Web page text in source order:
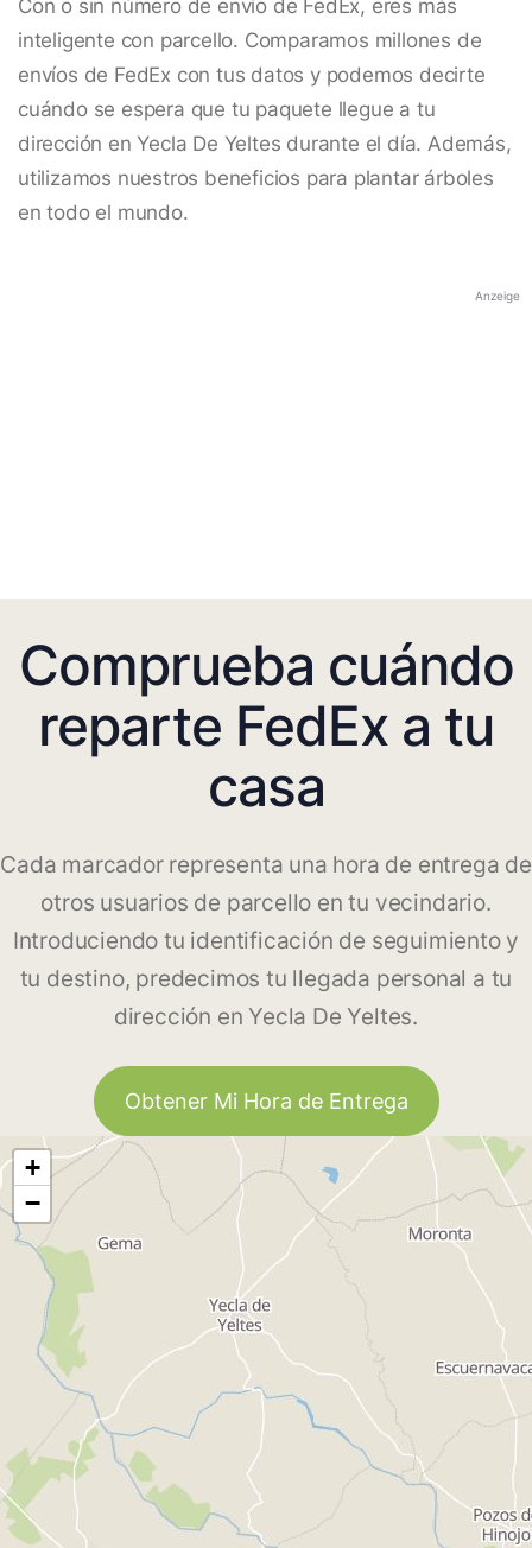
Con o sin número de envío de FedEx, eres más
inteligente con parcello. Comparamos millones de
envíos de FedEx con tus datos y podemos decirte
cuándo se espera que tu paquete llegue a tu
dirección en Yecla De Yeltes durante el día. Además,
utilizamos nuestros beneficios para plantar árboles
en todo el mundo.
Anzeige
Comprueba cuándo
reparte FedEx a tu
casa
Cada marcador representa una hora de entrega de
otros usuarios de parcello en tu vecindario.
Introduciendo tu identificación de seguimiento y
tu destino, predecimos tu llegada personal a tu
dirección en Yecla De Yeltes.
Obtener Mi Hora de Entrega
+
−